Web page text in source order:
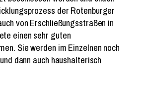
der Rotenburger
von Erschließungsstraßen in
einen sehr guten
Sie werden im Einzelnen noch
dann auch haushalterisch